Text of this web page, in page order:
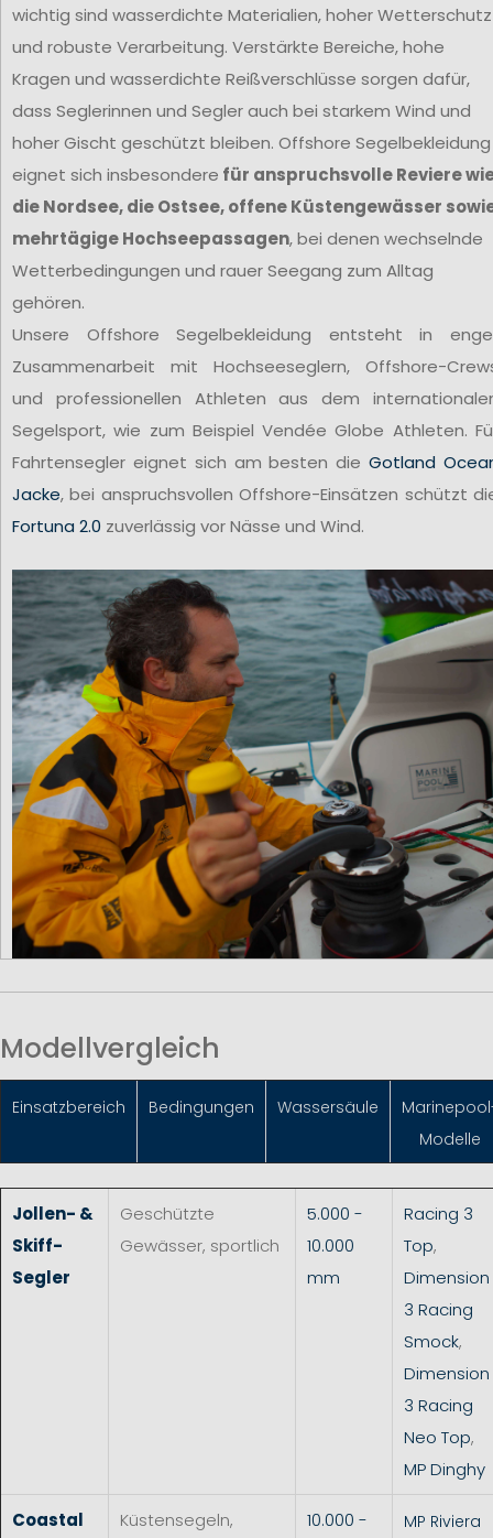
wichtig sind wasserdichte Materialien, hoher Wetterschutz
und robuste Verarbeitung. Verstärkte Bereiche, hohe
Kragen und wasserdichte Reißverschlüsse sorgen dafür,
dass Seglerinnen und Segler auch bei starkem Wind und
hoher Gischt geschützt bleiben. Offshore Segelbekleidung
eignet sich insbesondere für anspruchsvolle Reviere
die Nordsee, die Ostsee, offene Küstengewässer
mehrtägige Hochseepassagen, bei denen wechselnde
Wetterbedingungen und rauer Seegang zum Alltag
gehören.
Unsere Offshore Segelbekleidung entsteht in
Zusammenarbeit mit Hochseeseglern, Offshore-
und professionellen Athleten aus dem
Segelsport, wie zum Beispiel Vendée Globe Athleten.
Fahrtensegler eignet sich am besten dieGotland
Jacke, bei anspruchsvollen Offshore-Einsätzen schützt
Fortuna 2.0 zuverlässig vor Nässe und Wind.
Modellvergleich
Einsatzbereich Bedingungen Wassersäule
Modelle
Jollen- &
Skiff-
Segler
Geschützte
Gewässer, sportlich
5.000 -
10.000
mm
Racing 3
Top,
Dimension
3 Racing
Smock,
Dimension
3 Racing
Neo Top,
MP Dinghy
Coastal
Küstensegeln,
10.000 -
MP Riviera